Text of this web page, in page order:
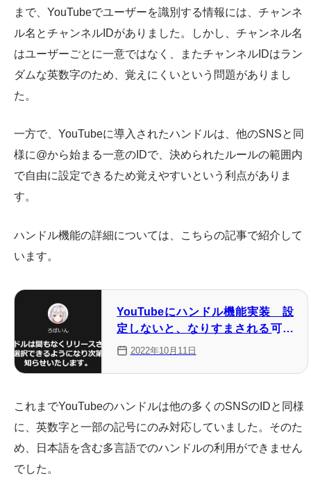
まで、YouTubeでユーザーを識別する情報には、チャンネ
ル名とチャンネルIDがありました。しかし、チャンネル名
はユーザーごとに一意ではなく、またチャンネルIDはラン
ダムな英数字のため、覚えにくいという問題がありまし
た。
一方で、YouTubeに導入されたハンドルは、他のSNSと同
様に@から始まる一意のIDで、決められたルールの範囲内
で自由に設定できるため覚えやすいという利点がありま
す。
ハンドル機能の詳細については、こちらの記事で紹介して
います。
YouTubeにハンドル機能実装 設
定しないと、なりすまされる可能
性も2022年10月11日
これまでYouTubeのハンドルは他の多くのSNSのIDと同様
に、英数字と一部の記号にのみ対応していました。そのた
め、日本語を含む多言語でのハンドルの利用ができません
でした。